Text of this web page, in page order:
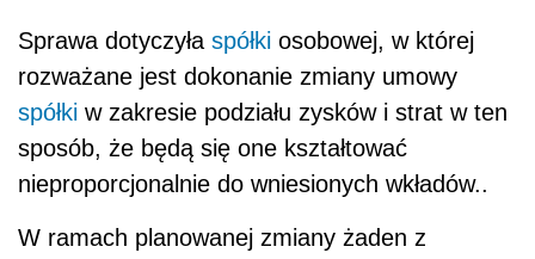
Sprawa dotyczyła spółki osobowej, w której
rozważane jest dokonanie zmiany umowy
spółki w zakresie podziału zysków i strat w ten
sposób, że będą się one kształtować
nieproporcjonalnie do wniesionych wkładów..
W ramach planowanej zmiany żaden z